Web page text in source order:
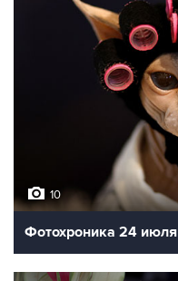
10
Фотохроника 24 июля